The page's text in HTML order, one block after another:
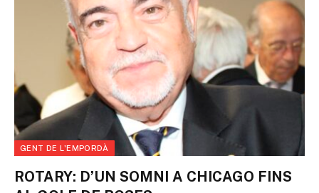
GENT DE L'EMPORDÀ
ROTARY: D’UN SOMNI A CHICAGO FINS